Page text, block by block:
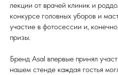
лекции от врачей клиник и
конкурсе головных уборов и
участие в фотосессии и,
призы.
Бренд Asal впервые принял
нашем стенде каждая гостья